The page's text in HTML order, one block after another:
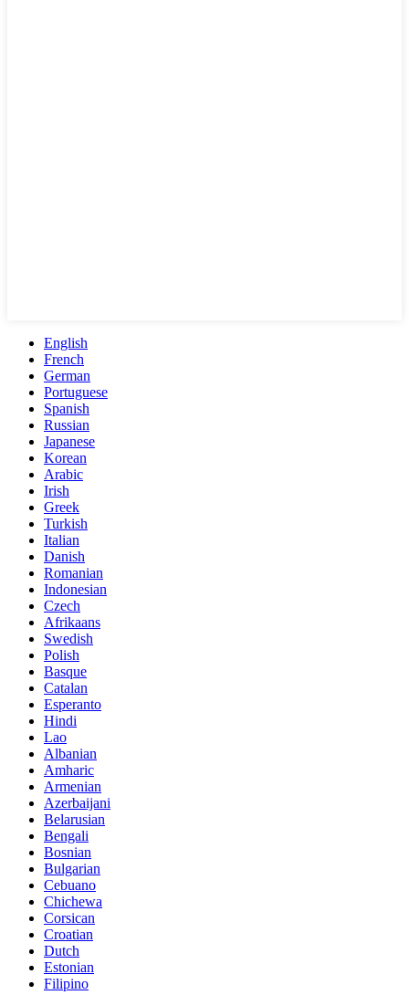
English
French
German
Portuguese
Spanish
Russian
Japanese
Korean
Arabic
Irish
Greek
Turkish
Italian
Danish
Romanian
Indonesian
Czech
Afrikaans
Swedish
Polish
Basque
Catalan
Esperanto
Hindi
Lao
Albanian
Amharic
Armenian
Azerbaijani
Belarusian
Bengali
Bosnian
Bulgarian
Cebuano
Chichewa
Corsican
Croatian
Dutch
Estonian
Filipino